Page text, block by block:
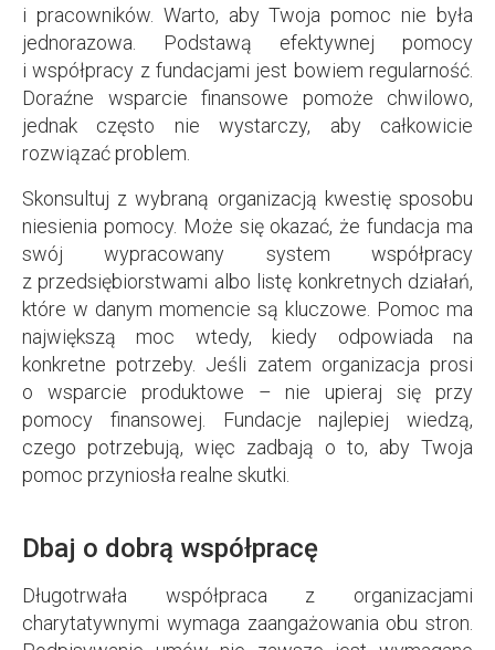
i pracowników. Warto, aby Twoja pomoc nie była
jednorazowa. Podstawą efektywnej pomocy
i współpracy z fundacjami jest bowiem regularność.
Doraźne wsparcie finansowe pomoże chwilowo,
jednak często nie wystarczy, aby całkowicie
rozwiązać problem.
Skonsultuj z wybraną organizacją kwestię sposobu
niesienia pomocy. Może się okazać, że fundacja ma
swój wypracowany system współpracy
z przedsiębiorstwami albo listę konkretnych działań,
które w danym momencie są kluczowe. Pomoc ma
największą moc wtedy, kiedy odpowiada na
konkretne potrzeby. Jeśli zatem organizacja prosi
o wsparcie produktowe – nie upieraj się przy
pomocy finansowej. Fundacje najlepiej wiedzą,
czego potrzebują, więc zadbają o to, aby Twoja
pomoc przyniosła realne skutki.
Dbaj o dobrą współpracę
Długotrwała współpraca z organizacjami
charytatywnymi wymaga zaangażowania obu stron.